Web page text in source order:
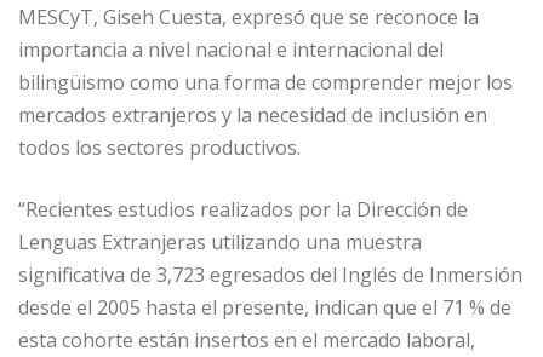
MESCyT, Giseh Cuesta, expresó que se reconoce la
importancia a nivel nacional e internacional del
bilingüismo como una forma de comprender mejor los
mercados extranjeros y la necesidad de inclusión en
todos los sectores productivos.
“Recientes estudios realizados por la Dirección de
Lenguas Extranjeras utilizando una muestra
significativa de 3,723 egresados del Inglés de Inmersión
desde el 2005 hasta el presente, indican que el 71 % de
esta cohorte están insertos en el mercado laboral,